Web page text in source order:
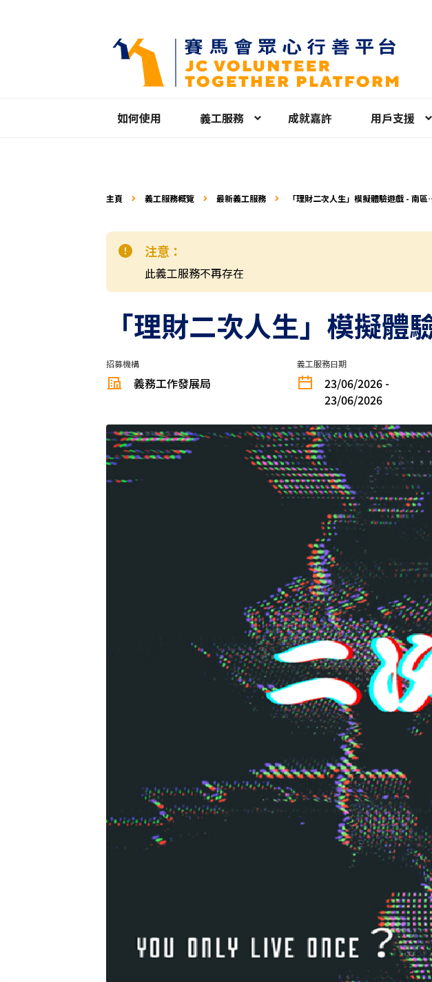
如何使用 義工服務 成就嘉許 用戶支援
主頁 義工服務概覽 最新義工服務
「理財二次人生」模擬體驗遊戲 - 南區
注意：
此義工服務不再存在
「理財二次人生」模擬體
招募機構
義務工作發展局
義工服務日期
23/06/2026 -
23/06/2026